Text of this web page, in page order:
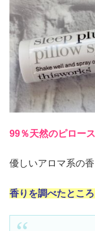
99％天然のピロー
優しいアロマ系の香
香りを調べたところ